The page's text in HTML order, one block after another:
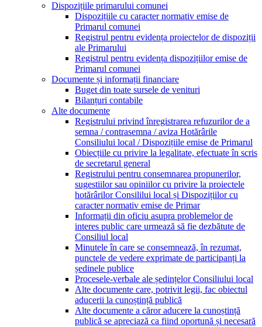
Dispozițiile primarului comunei
Dispozițiile cu caracter normativ emise de
Primarul comunei
Registrul pentru evidența proiectelor de dispoziții
ale Primarului
Registrul pentru evidența dispozițiilor emise de
Primarul comunei
Documente și informații financiare
Buget din toate sursele de venituri
Bilanțuri contabile
Alte documente
Registrului privind înregistrarea refuzurilor de a
semna / contrasemna / aviza Hotărârile
Consiliului local / Dispozițiile emise de Primarul
Obiecțiile cu privire la legalitate, efectuate în scris
de secretarul general
Registrului pentru consemnarea propunerilor,
sugestiilor sau opiniilor cu privire la proiectele
hotărârilor Consililui local și Dispozițiilor cu
caracter normativ emise de Primar
Informații din oficiu asupra problemelor de
interes public care urmează să fie dezbătute de
Consiliul local
Minutele în care se consemnează, în rezumat,
punctele de vedere exprimate de participanți la
ședinele publice
Procesele-verbale ale ședințelor Consiliului local
Alte documente care, potrivit legii, fac obiectul
aducerii la cunoștință publică
Alte documente a căror aducere la cunoștință
publică se apreciază ca fiind oportună și necesară